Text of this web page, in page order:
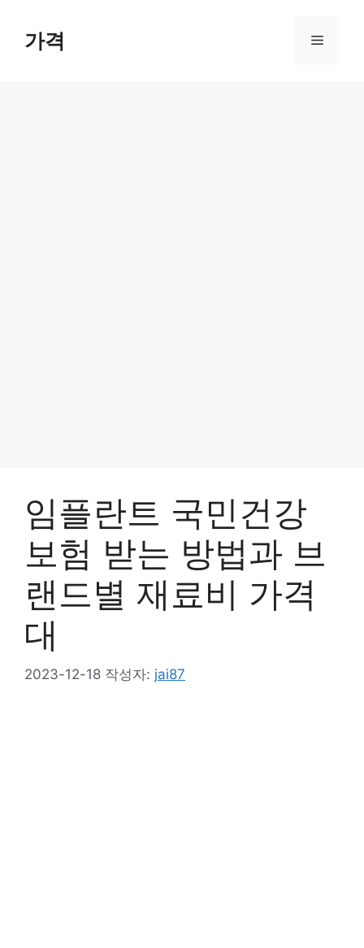
가격 메
임플란트 국민건강
보험 받는 방법과 브
랜드별 재료비 가격
대
2023-12-18 작성자: jai87